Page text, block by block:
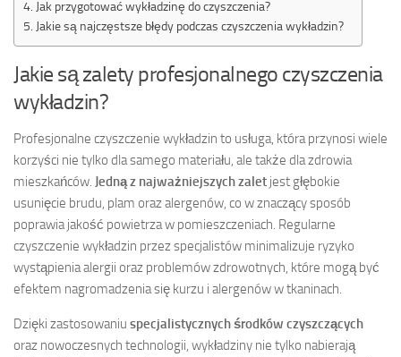
Jak przygotować wykładzinę do czyszczenia?
Jakie są najczęstsze błędy podczas czyszczenia wykładzin?
Jakie są zalety profesjonalnego czyszczenia
wykładzin?
Profesjonalne czyszczenie wykładzin to usługa, która przynosi wiele
korzyści nie tylko dla samego materiału, ale także dla zdrowia
mieszkańców. Jedną z najważniejszych zalet jest głębokie
usunięcie brudu, plam oraz alergenów, co w znaczący sposób
poprawia jakość powietrza w pomieszczeniach. Regularne
czyszczenie wykładzin przez specjalistów minimalizuje ryzyko
wystąpienia alergii oraz problemów zdrowotnych, które mogą być
efektem nagromadzenia się kurzu i alergenów w tkaninach.
Dzięki zastosowaniu specjalistycznych środków czyszczących
oraz nowoczesnych technologii, wykładziny nie tylko nabierają